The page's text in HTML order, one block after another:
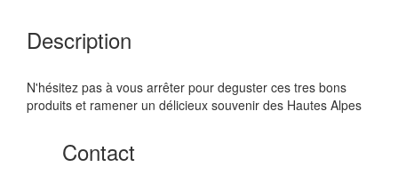
Description
N'hésitez pas à vous arrêter pour deguster ces tres bons
produits et ramener un délicieux souvenir des Hautes Alpes
Contact